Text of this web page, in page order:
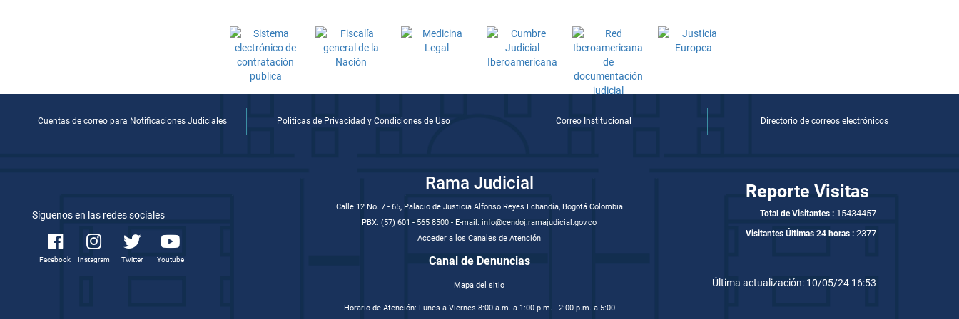
Cuentas de correo para Notificaciones Judiciales Politicas de Privacidad y Condiciones de Uso Correo Institucional Directorio de correos electrónicos
Síguenos en las redes sociales
Facebook Instagram Twitter Youtube
Rama Judicial
Calle 12 No. 7 - 65, Palacio de Justicia Alfonso Reyes Echandía, Bogotá Colombia
PBX: (57) 601 - 565 8500 - E-mail: info@cendoj.ramajudicial.gov.co
Acceder a los Canales de Atención
Canal de Denuncias
Mapa del sitio
Horario de Atención: Lunes a Viernes 8:00 a.m. a 1:00 p.m. - 2:00 p.m. a 5:00
Reporte Visitas
Total de Visitantes : 15434457
Visitantes Últimas 24 horas : 2377
Última actualización: 10/05/24 16:53